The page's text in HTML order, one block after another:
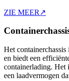
ZIE MEER ↗
Het containerchassis
en biedt een
containerlading. Het
een laadvermogen